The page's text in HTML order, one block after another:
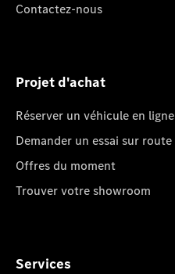
Contactez-nous
Projet d'achat
Réserver un véhicule en ligne
Demander un essai sur route
Offres du moment
Trouver votre showroom
Services